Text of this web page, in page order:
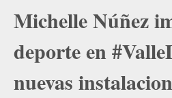
Michelle Núñez
deporte en
nuevas